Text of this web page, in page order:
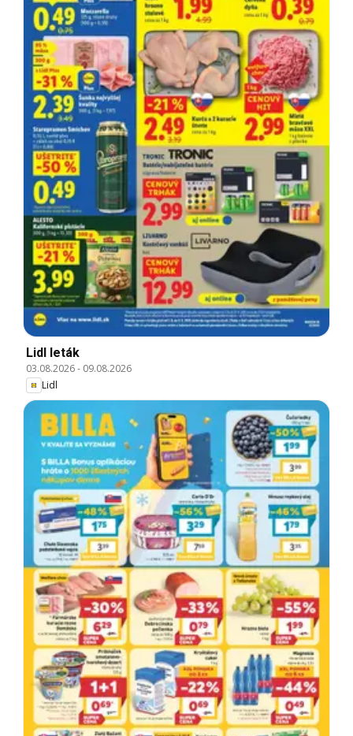
Lidl leták
03.08.2026- 09.08.2026
Lidl